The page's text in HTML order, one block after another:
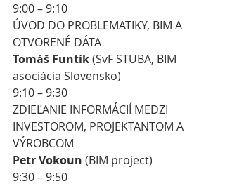
9:00 – 9:10
ÚVOD DO PROBLEMATIKY, BIM A
OTVORENÉ DÁTA
Tomáš Funtík (SvF STUBA, BIM
asociácia Slovensko)
9:10 – 9:30
ZDIEĽANIE INFORMÁCIÍ MEDZI
INVESTOROM, PROJEKTANTOM A
VÝROBCOM
Petr Vokoun (BIM project)
9:30 – 9:50